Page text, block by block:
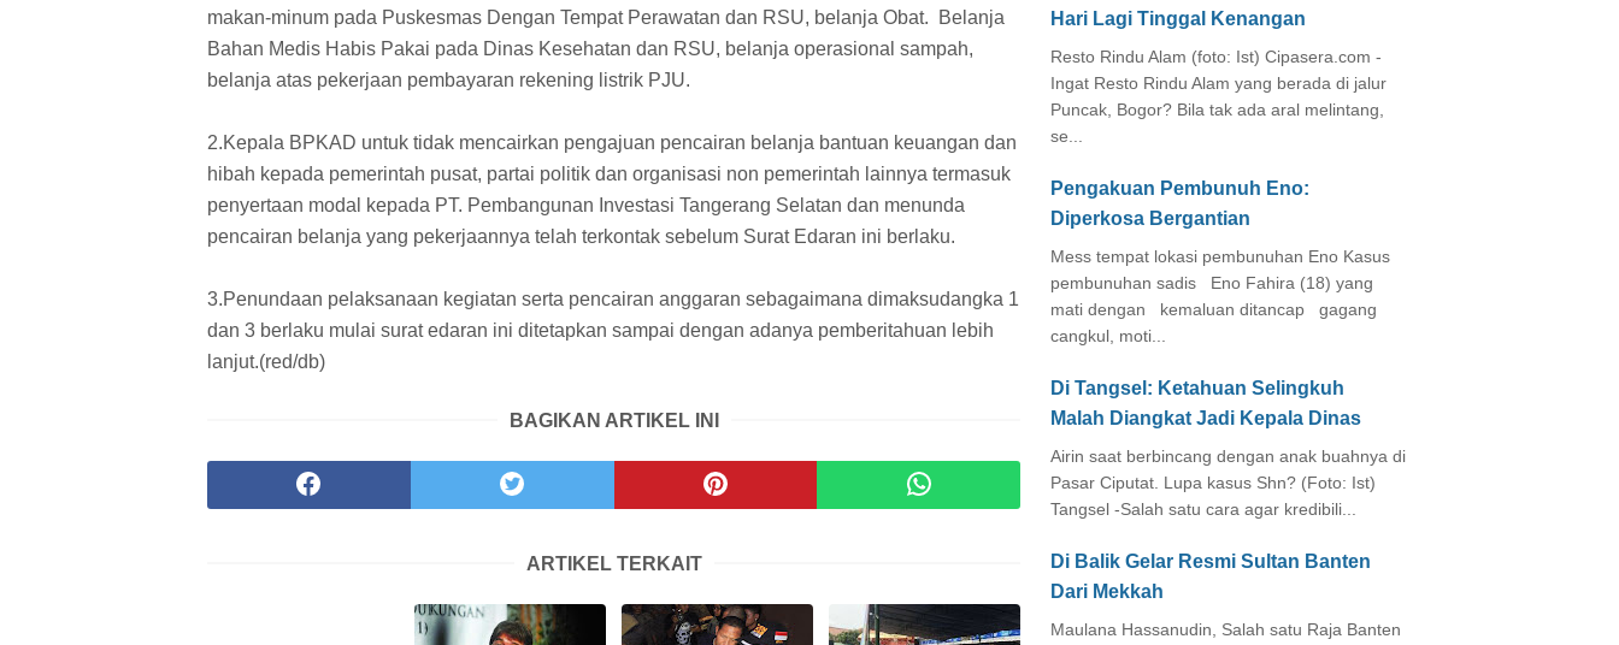
makan-minum pada Puskesmas Dengan Tempat Perawatan dan RSU, belanja Obat. Belanja
Bahan Medis Habis Pakai pada Dinas Kesehatan dan RSU, belanja operasional sampah,
belanja atas pekerjaan pembayaran rekening listrik PJU.
2.Kepala BPKAD untuk tidak mencairkan pengajuan pencairan belanja bantuan keuangan dan
hibah kepada pemerintah pusat, partai politik dan organisasi non pemerintah lainnya termasuk
penyertaan modal kepada PT. Pembangunan Investasi Tangerang Selatan dan menunda
pencairan belanja yang pekerjaannya telah terkontak sebelum Surat Edaran ini berlaku.
3.Penundaan pelaksanaan kegiatan serta pencairan anggaran sebagaimana dimaksudangka 1
dan 3 berlaku mulai surat edaran ini ditetapkan sampai dengan adanya pemberitahuan lebih
lanjut.(red/db)
BAGIKAN ARTIKEL INI
ARTIKEL TERKAIT
Hari Lagi Tinggal Kenangan
Resto Rindu Alam (foto: Ist) Cipasera.com -
Ingat Resto Rindu Alam yang berada di jalur
Puncak, Bogor? Bila tak ada aral melintang,
se...
Pengakuan Pembunuh Eno:
Diperkosa Bergantian
Mess tempat lokasi pembunuhan Eno Kasus
pembunuhan sadis Eno Fahira (18) yang
mati dengan kemaluan ditancap gagang
cangkul, moti...
Di Tangsel: Ketahuan Selingkuh
Malah Diangkat Jadi Kepala Dinas
Airin saat berbincang dengan anak buahnya di
Pasar Ciputat. Lupa kasus Shn? (Foto: Ist)
Tangsel -Salah satu cara agar kredibili...
Di Balik Gelar Resmi Sultan Banten
Dari Mekkah
Maulana Hassanudin, Salah satu Raja Banten